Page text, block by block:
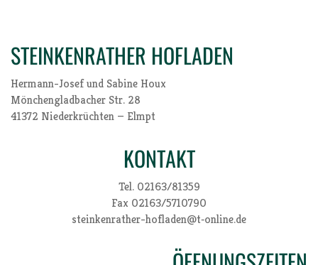
STEINKENRATHER HOFLADEN
Her­mann-Josef und Sabi­ne Houx
Mön­chen­glad­ba­cher Str. 28
41372 Nie­der­krüch­ten — Elmpt
KONTAKT
Tel. 02163/81359
Fax 02163/5710790
steinkenrather-hofladen@t‑online.de